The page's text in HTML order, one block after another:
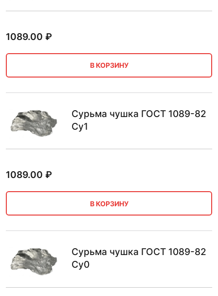
1089.00 ₽
В КОРЗИНУ
Сурьма чушка ГОСТ 1089-82
Су1
1089.00 ₽
В КОРЗИНУ
Сурьма чушка ГОСТ 1089-82
Су0